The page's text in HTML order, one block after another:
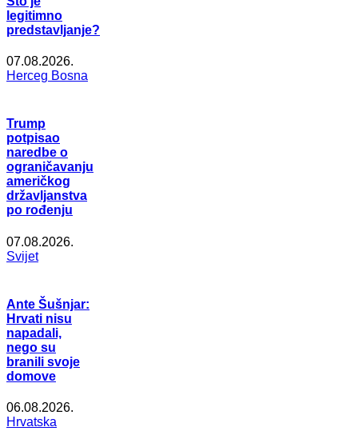
legitimno
predstavljanje?
07.08.2026.
Herceg Bosna
Trump
potpisao
naredbe o
ograničavanju
američkog
državljanstva
po rođenju
07.08.2026.
Svijet
Ante Šušnjar:
Hrvati nisu
napadali,
nego su
branili svoje
domove
06.08.2026.
Hrvatska